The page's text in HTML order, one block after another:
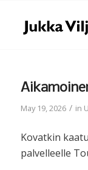
May 19, 2026 / in
Kovatkin
palvelleelle